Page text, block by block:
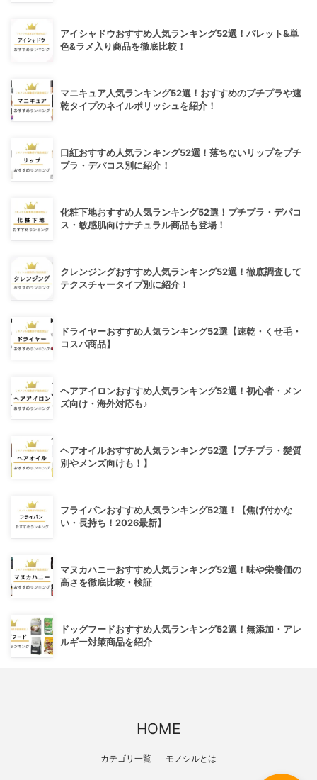
アイシャドウおすすめ人気ランキング52選！パレット&単
色&ラメ入り商品を徹底比較！
マニキュア人気ランキング52選！おすすめのプチプラや速
乾タイプのネイルポリッシュを紹介！
口紅おすすめ人気ランキング52選！落ちないリップをプチ
プラ・デパコス別に紹介！
化粧下地おすすめ人気ランキング52選！プチプラ・デパコ
ス・敏感肌向けナチュラル商品も登場！
クレンジングおすすめ人気ランキング52選！徹底調査して
テクスチャータイプ別に紹介！
ドライヤーおすすめ人気ランキング52選【速乾・くせ毛・
コスパ商品】
ヘアアイロンおすすめ人気ランキング52選！初心者・メン
ズ向け・海外対応も♪
ヘアオイルおすすめ人気ランキング52選【プチプラ・髪質
別やメンズ向けも！】
フライパンおすすめ人気ランキング52選！【焦げ付かな
い・長持ち！2026最新】
マヌカハニーおすすめ人気ランキング52選！味や栄養価の
高さを徹底比較・検証
ドッグフードおすすめ人気ランキング52選！無添加・アレ
ルギー対策商品を紹介
HOME
カテゴリ一覧 モノシルとは